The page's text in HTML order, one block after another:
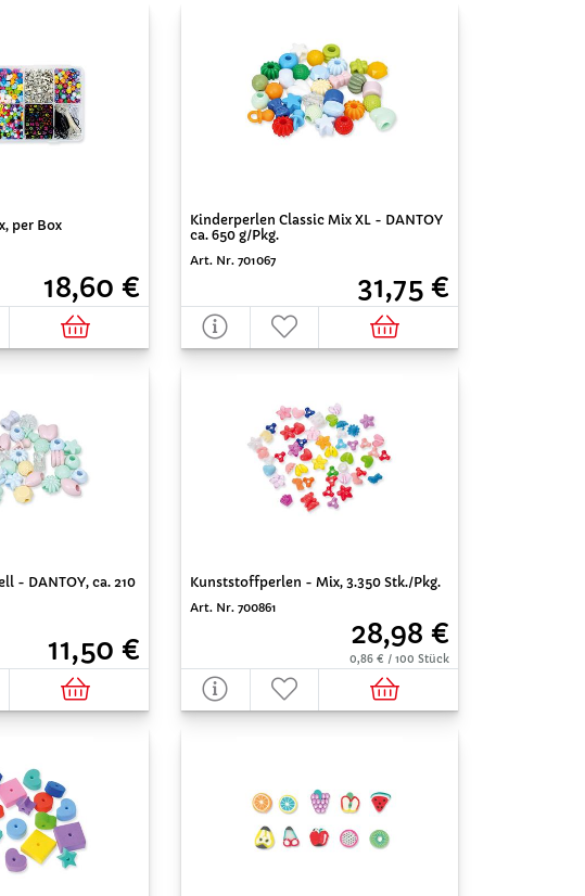
per Box
18,60 €
Kinderperlen Classic Mix XL - DANTOY
ca. 650 g/Pkg.
Art. Nr. 701067
31,75 €
- DANTOY, ca. 210
11,50 €
Kunststoffperlen - Mix, 3.350 Stk./Pkg.
Art. Nr. 700861
28,98 €
0,86 € / 100 Stück